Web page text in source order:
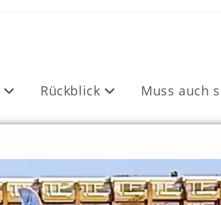
Rückblick Muss auch